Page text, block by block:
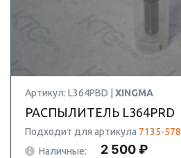
Артикул: L364PBD | XINGMA
РАСПЫЛИТЕЛЬ L364PRD
Подходит для артикула 7135-578
Наличные:
2 500 ₽